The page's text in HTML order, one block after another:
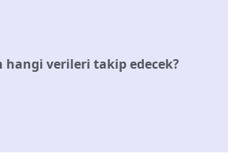
hangi verileri takip edecek?